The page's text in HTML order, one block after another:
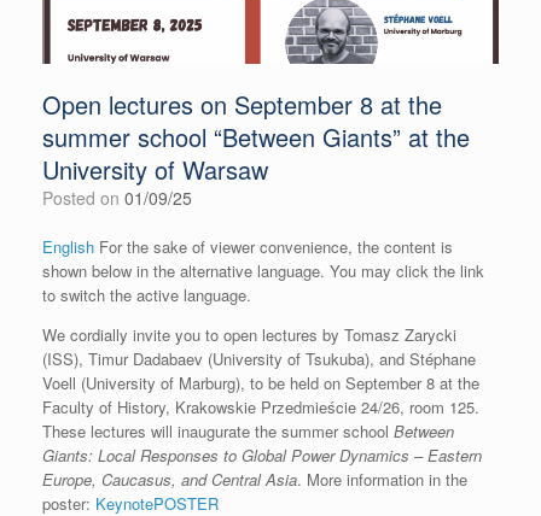
Open lectures on September 8 at the
summer school “Between Giants” at the
University of Warsaw
Posted on 01/09/25
English For the sake of viewer convenience, the content is
shown below in the alternative language. You may click the link
to switch the active language.
We cordially invite you to open lectures by Tomasz Zarycki
(ISS), Timur Dadabaev (University of Tsukuba), and Stéphane
Voell (University of Marburg), to be held on September 8 at the
Faculty of History, Krakowskie Przedmieście 24/26, room 125.
These lectures will inaugurate the summer school Between
Giants: Local Responses to Global Power Dynamics – Eastern
Europe, Caucasus, and Central Asia. More information in the
poster: KeynotePOSTER